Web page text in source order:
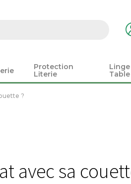
Protection
Literie
Table
?
avec sa